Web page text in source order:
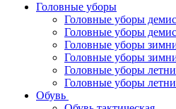
Головные уборы
Головные уборы
Головные уборы
Головные уборы
Головные уборы
Головные уборы
Головные уборы
Обувь